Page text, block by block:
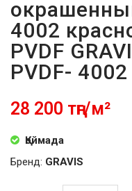
4002
PVDF
PVDF- 4002
28 200 тңг/м²
Қоймада
Бренд: GRAVIS